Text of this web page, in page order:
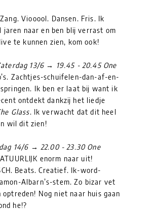
Viooool. Dansen. Fris. Ik
jaren naar en ben blij verrast om
te kunnen zien, kom ook!
13/6 → 19.45 - 20.45 One
Zachtjes-schuifelen-dan-af-en-
Ik ben er laat bij want ik
ontdekt dankzij het liedje
Glass. Ik verwacht dat dit heel
wil dit zien!
14/6 → 22.00 - 23.30 One
enorm naar uit!
Beats. Creatief. Ik-word-
Albarn’s-stem. Zo bizar vet
optreden! Nog niet naar huis gaan
he!?